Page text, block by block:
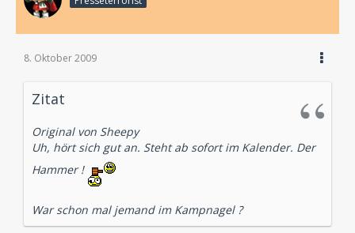
8. Oktober 2009
Zitat
Original von Sheepy
Uh, hört sich gut an. Steht ab sofort im Kalender. Der
Hammer !
War schon mal jemand im Kampnagel ?